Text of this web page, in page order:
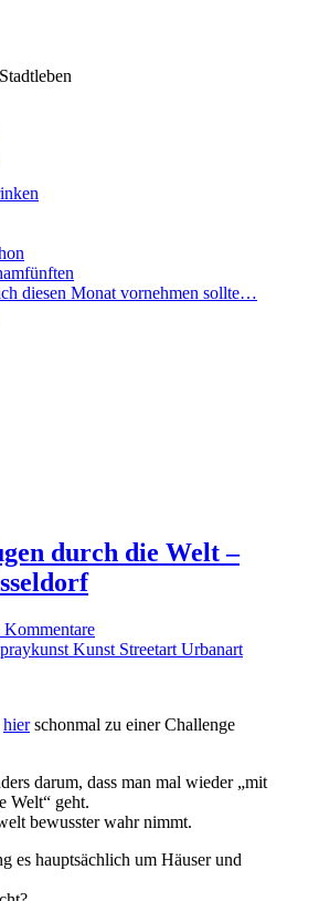
diesen Monat vornehmen sollte…
durch die Welt –
hierschonmal zu einer Challenge
darum, dass man mal wieder „mit
Welt“ geht.
bewusster wahr nimmt.
es hauptsächlich um Häuser und